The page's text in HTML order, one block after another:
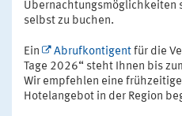
Übernachtungsmöglichkeiten
selbst zu buchen.
Ein Abrufkontigent für die
Tage 2026“ steht Ihnen bis
Wir empfehlen eine
Hotelangebot in der Region